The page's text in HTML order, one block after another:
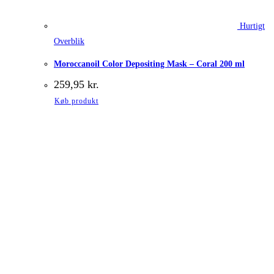
Hurtigt
Overblik
Moroccanoil Color Depositing Mask – Coral 200 ml
259,95 kr.
Køb produkt